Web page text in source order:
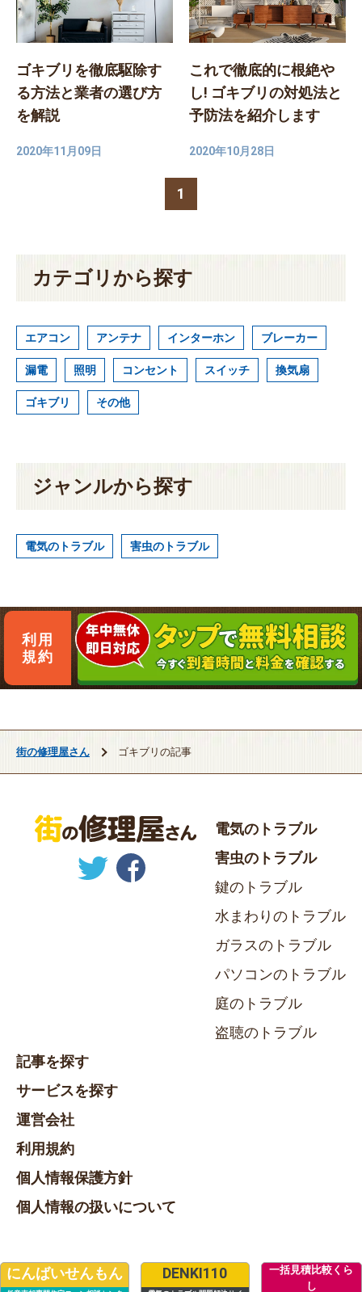
ゴキブリを徹底駆除す
る方法と業者の選び方
を解説
2020年11月09日
これで徹底的に根絶や
し! ゴキブリの対処法と
予防法を紹介します
2020年10月28日
1
カテゴリから探す
エアコン アンテナ インターホン ブレーカー
漏電 照明 コンセント スイッチ 換気扇
ゴキブリ その他
ジャンルから探す
電気のトラブル 害虫のトラブル
利用
規約
街の修理屋さん ゴキブリの記事
電気のトラブル
害虫のトラブル
鍵のトラブル
水まわりのトラブル
ガラスのトラブル
パソコンのトラブル
庭のトラブル
盗聴のトラブル
記事を探す
サービスを探す
運営会社
利用規約
個人情報保護方針
個人情報の扱いについて
にんばいせんもん DENKI110
一括見積比較くら
し